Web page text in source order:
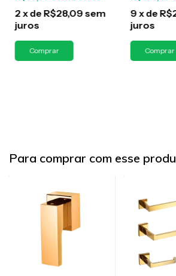
2 xde R$28,09 sem
juros
9 xde
juros
Para comprar com esse